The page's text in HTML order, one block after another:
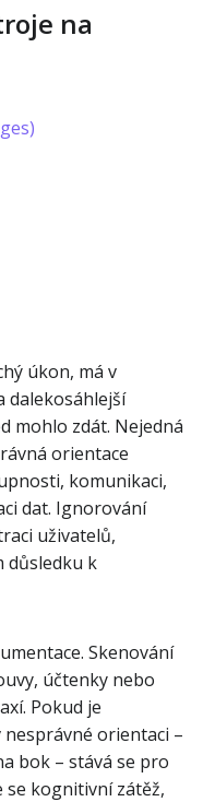
na
úkon, má v
dalekosáhlejší
mohlo zdát. Nejedná
orientace
komunikaci,
dat. Ignorování
uživatelů,
důsledku k
Skenování
účtenky nebo
Pokud je
orientaci –
bok – stává se pro
se kognitivní zátěž,